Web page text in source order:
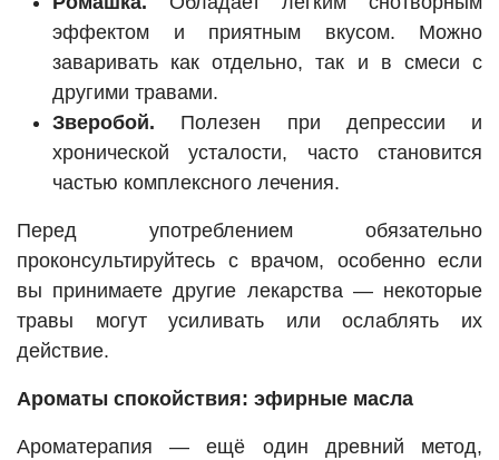
эффектом и приятным вкусом. Можно
заваривать как отдельно, так и в смеси с
другими травами.
Зверобой. Полезен при депрессии и
хронической усталости, часто становится
частью комплексного лечения.
Перед употреблением обязательно
проконсультируйтесь с врачом, особенно если
вы принимаете другие лекарства — некоторые
травы могут усиливать или ослаблять их
действие.
Ароматы спокойствия: эфирные масла
Ароматерапия — ещё один древний метод,